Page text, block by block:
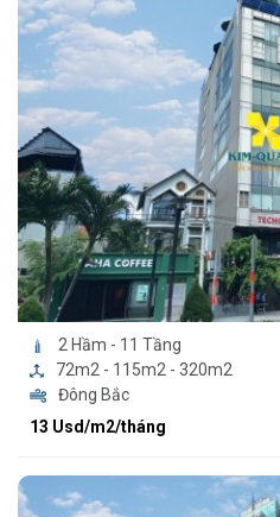
2 Hầm - 11 Tầng
72m2 - 115m2 - 320m2
Đông Bắc
13 Usd/m2/tháng